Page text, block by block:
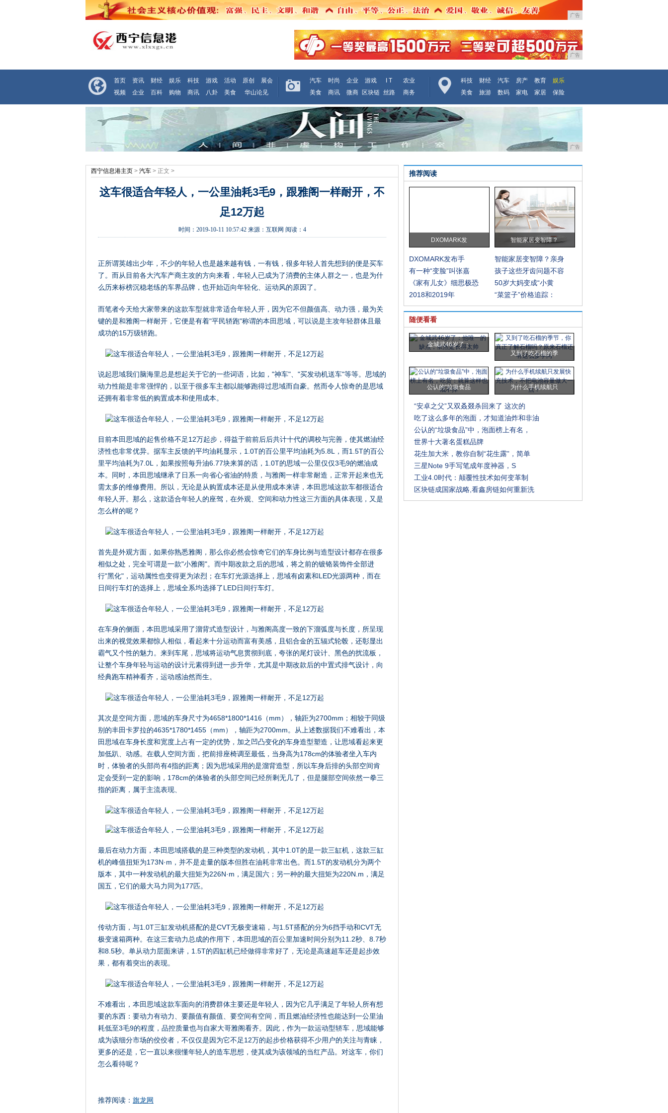
广告
广告
首页 资讯 财经 娱乐 科技 游戏 活动 原创
展会
视频
企业 百科 购物 商讯 八卦 美食 华山论见
汽车 时尚 企业 游戏 I T
农业
美食
商讯 微商 区块链 丝路 商务
科技 财经 汽车 房产 教育
娱乐
美食
旅游 数码 家电 家居 保险
广告
西宁信息港主页 > 汽车 > 正文 >
这车很适合年轻人，一公里油耗3毛9，跟雅阁一样耐开，不
足12万起
时间： 2019-10-11 10:57:42来源： 互联网 阅读：4
正所谓英雄出少年，不少的年轻人也是越来越有钱，一有钱，很多年轻人首先想到的便是买车
了。而从目前各大汽车产商主攻的方向来看，年轻人已成为了消费的主体人群之一，也是为什
么历来标榜沉稳老练的车界品牌，也开始迈向年轻化、运动风的原因了。
而笔者今天给大家带来的这款车型就非常适合年轻人开，因为它不但颜值高、动力强，最为关
键的是和雅阁一样耐开，它便是有着"平民轿跑"称谓的本田思域，可以说是主攻年轻群体且最
成功的15万级轿跑。
说起思域我们脑海里总是想起关于它的一些词语，比如，"神车"、"买发动机送车"等等。思域的
动力性能是非常强悍的，以至于很多车主都以能够跑得过思域而自豪。然而令人惊奇的是思域
还拥有着非常低的购置成本和使用成本。
目前本田思域的起售价格不足12万起步，得益于前前后后共计十代的调校与完善，使其燃油经
济性也非常优异。据车主反馈的平均油耗显示，1.0T的百公里平均油耗为5.8L，而1.5T的百公
里平均油耗为7.0L，如果按照每升油6.77块来算的话，1.0T的思域一公里仅仅3毛9的燃油成
本。同时，本田思域继承了日系一向省心省油的特质，与雅阁一样非常耐造，正常开起来也无
需太多的维修费用。所以，无论是从购置成本还是从使用成本来讲，本田思域这款车都很适合
年轻人开。那么，这款适合年轻人的座驾，在外观、空间和动力性这三方面的具体表现，又是
怎么样的呢？
首先是外观方面，如果你熟悉雅阁，那么你必然会惊奇它们的车身比例与造型设计都存在很多
相似之处，完全可谓是一款"小雅阁"。而中期改款之后的思域，将之前的镀铬装饰件全部进
行"黑化"，运动属性也变得更为浓烈；在车灯光源选择上，思域有卤素和LED光源两种，而在
日间行车灯的选择上，思域全系均选择了LED日间行车灯。
在车身的侧面，本田思域采用了溜背式造型设计，与雅阁高度一致的下溜弧度与长度，所呈现
出来的视觉效果都惊人相似，看起来十分运动而富有美感，且铝合金的五辐式轮毂，还彰显出
霸气又个性的魅力。来到车尾，思域将运动气息贯彻到底，夸张的尾灯设计、黑色的扰流板，
让整个车身年轻与运动的设计元素得到进一步升华，尤其是中期改款后的中置式排气设计，向
经典跑车精神看齐，运动感油然而生。
其次是空间方面，思域的车身尺寸为4658*1800*1416（mm），轴距为2700mm；相较于同级
别的丰田卡罗拉的4635*1780*1455（mm），轴距为2700mm。从上述数据我们不难看出，本
田思域在车身长度和宽度上占有一定的优势，加之凹凸变化的车身造型塑造，让思域看起来更
加低趴、动感。在载人空间方面，把前排座椅调至最低，当身高为178cm的体验者坐入车内
时，体验者的头部尚有4指的距离；因为思域采用的是溜背造型，所以车身后排的头部空间肯
定会受到一定的影响，178cm的体验者的头部空间已经所剩无几了，但是腿部空间依然一拳三
指的距离，属于主流表现、
最后在动力方面，本田思域搭载的是三种类型的发动机，其中1.0T的是一款三缸机，这款三缸
机的峰值扭矩为173N·m，并不是走量的版本但胜在油耗非常出色。而1.5T的发动机分为两个
版本，其中一种发动机的最大扭矩为226N·m，满足国六；另一种的最大扭矩为220N.m，满足
国五，它们的最大马力同为177匹。
传动方面，与1.0T三缸发动机搭配的是CVT无极变速箱，与1.5T搭配的分为6挡手动和CVT无
极变速箱两种。在这三套动力总成的作用下，本田思域的百公里加速时间分别为11.2秒、8.7秒
和8.5秒。单从动力层面来讲，1.5T的四缸机已经做得非常好了，无论是高速超车还是起步效
果，都有着突出的表现。
不难看出，本田思域这款车面向的消费群体主要还是年轻人，因为它几乎满足了年轻人所有想
要的东西：要动力有动力、要颜值有颜值、要空间有空间，而且燃油经济性也能达到一公里油
耗低至3毛9的程度，品控质量也与自家大哥雅阁看齐。因此，作为一款运动型轿车，思域能够
成为该细分市场的佼佼者，不仅仅是因为它不足12万的起步价格获得不少用户的关注与青睐，
更多的还是，它一直以来很懂年轻人的造车思想，使其成为该领域的当红产品。对这车，你们
怎么看待呢？
推荐阅读： 旗龙网
推荐阅读
DXOMARK发 智能家居变智障？
DXOMARK发布手
智能家居变智障？亲身
有一种“变脸”叫张嘉
孩子这些牙齿问题不容
《家有儿女》细思极恐
50岁大妈变成“小黄
2018和2019年
“菜篮子”价格追踪：
随便看看
金城武46岁了：
又到了吃石榴的季
公认的“垃圾食品 为什么手机续航只
“安卓之父”又双叒叕杀回来了 这次的
吃了这么多年的泡面，才知道油炸和非油
公认的“垃圾食品”中，泡面榜上有名，
世界十大著名蛋糕品牌
花生加大米，教你自制“花生露”，简单
三星Note 9手写笔成年度神器，S
工业4.0时代：颠覆性技术如何变革制
区块链成国家战略,看鑫房链如何重新洗